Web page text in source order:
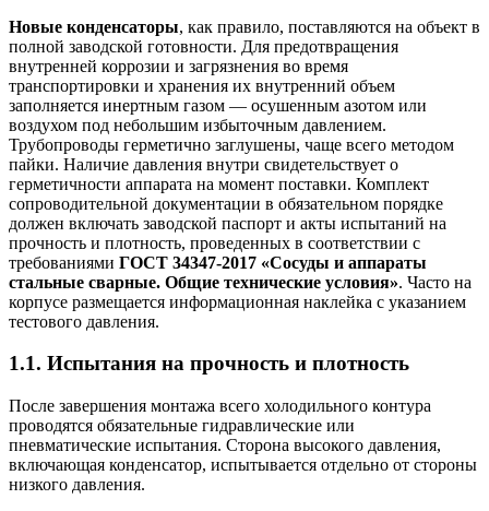
Новые конденсаторы, как правило, поставляются на объект в
полной заводской готовности. Для предотвращения
внутренней коррозии и загрязнения во время
транспортировки и хранения их внутренний объем
заполняется инертным газом — осушенным азотом или
воздухом под небольшим избыточным давлением.
Трубопроводы герметично заглушены, чаще всего методом
пайки. Наличие давления внутри свидетельствует о
герметичности аппарата на момент поставки. Комплект
сопроводительной документации в обязательном порядке
должен включать заводской паспорт и акты испытаний на
прочность и плотность, проведенных в соответствии с
требованиями ГОСТ 34347-2017 «Сосуды и аппараты
стальные сварные. Общие технические условия». Часто на
корпусе размещается информационная наклейка с указанием
тестового давления.
1.1. Испытания на прочность и плотность
После завершения монтажа всего холодильного контура
проводятся обязательные гидравлические или
пневматические испытания. Сторона высокого давления,
включающая конденсатор, испытывается отдельно от стороны
низкого давления.